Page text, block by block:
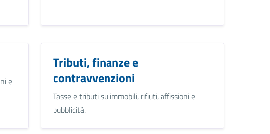
e
Tributi, finanze e
contravvenzioni
Tasse e tributi su immobili, rifiuti, affissioni e
pubblicità.